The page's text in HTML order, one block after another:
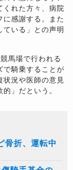
れた方々、病院
感謝する。また
いる」との声明
馬場で行われる
で騎乗することが
況や医師の意見
」だという。
骨折、運転中